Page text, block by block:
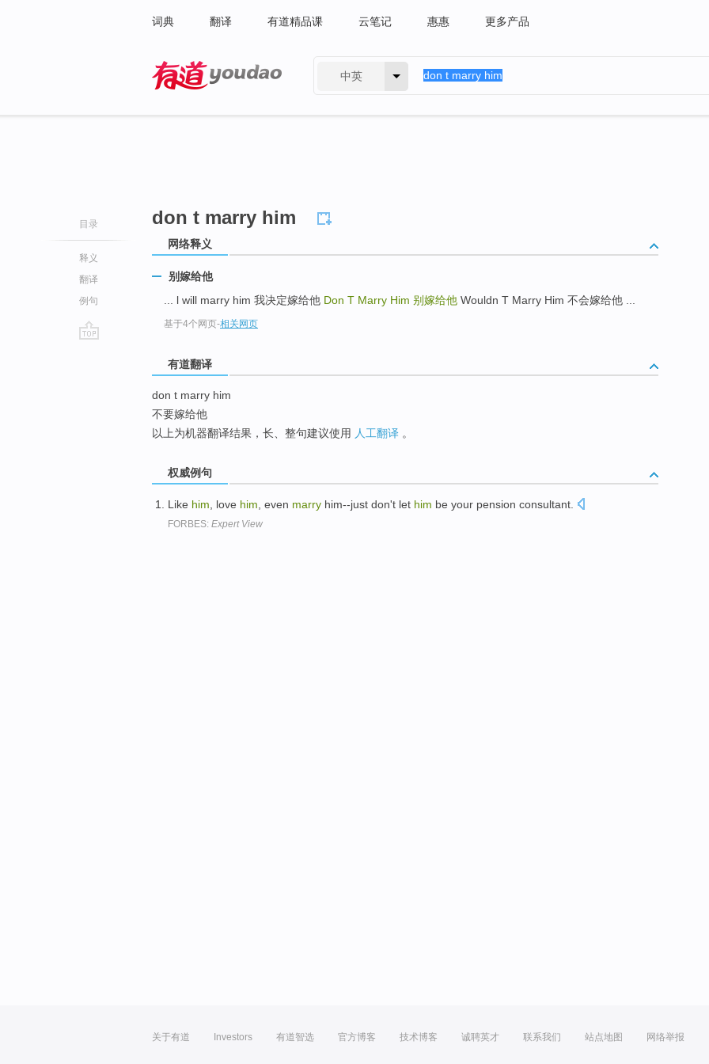
词典 翻译 有道精品课 云笔记 惠惠 更多产品
中英
目录
释义
翻译
例句
don t marry him
网络释义
别嫁给他
... l will marry him 我决定嫁给他 Don T Marry Him 别嫁给他 Wouldn T Marry Him 不会嫁给他 ...
基于4个网页-相关网页
有道翻译
don t marry him
不要嫁给他
以上为机器翻译结果，长、整句建议使用 人工翻译 。
权威例句
Like him , love him , even marry him--just don't let him be your pension consultant.
FORBES: Expert View
关于有道 Investors 有道智选 官方博客 技术博客 诚聘英才 联系我们 站点地图 网络举报